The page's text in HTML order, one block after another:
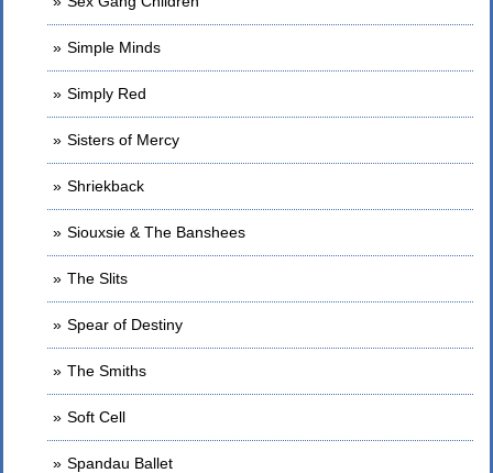
Simple Minds
Simply Red
Sisters of Mercy
Shriekback
Siouxsie & The Banshees
The Slits
Spear of Destiny
The Smiths
Soft Cell
Spandau Ballet